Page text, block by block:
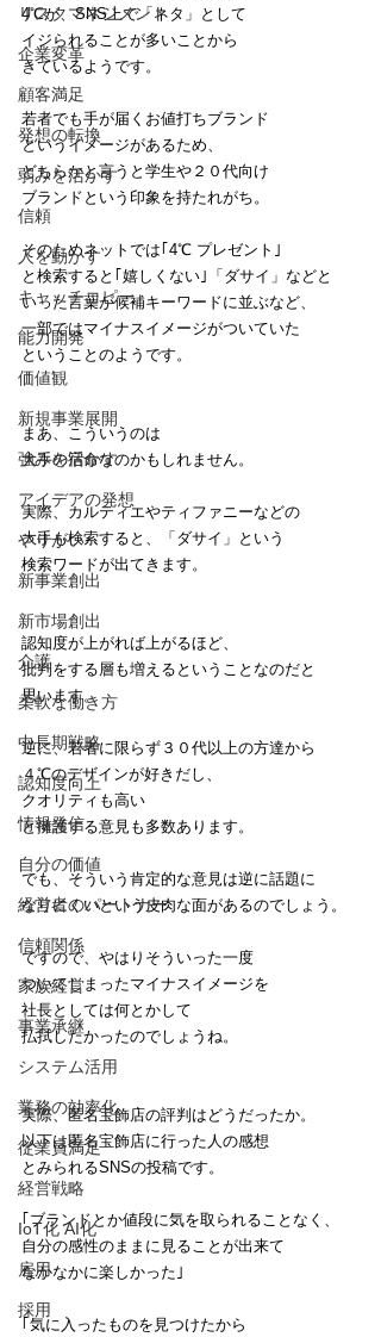
リスクマネジメント
企業変革
顧客満足
発想の転換
弱みを活かす
信頼
人を動かす
キャッチコピー
能力開発
価値観
新規事業展開
強みを活かす
アイデアの発想
やりがい
新事業創出
新市場創出
介護
柔軟な働き方
中長期戦略
認知度向上
情報発信
自分の価値
経営者のパートナー
信頼関係
家族経営
事業承継
システム活用
業務の効率化
従業員満足
経営戦略
IoT化 AI化
雇用
採用
4℃が、SNS上で「ネタ」として
イジられることが多いことから
きているようです。
若者でも手が届くお値打ちブランド
というイメージがあるため、
どちらかと言うと学生や２０代向け
ブランドという印象を持たれがち。
そのためネットでは｢4℃ プレゼント｣
と検索すると｢嬉しくない｣「ダサイ」などと
いった言葉が候補キーワードに並ぶなど、
一部ではマイナスイメージがついていた
ということのようです。
まあ、こういうのは
大手の宿命なのかもしれません。
実際、カルティエやティファニーなどの
大手も検索すると、「ダサイ」という
検索ワードが出てきます。
認知度が上がれば上がるほど、
批判をする層も増えるということなのだと
思います。
逆に、若者に限らず３０代以上の方達から
４℃のデザインが好きだし、
クオリティも高い
と擁護する意見も多数あります。
でも、そういう肯定的な意見は逆に話題に
なりにくいという皮肉な面があるのでしょう。
ですので、やはりそういった一度
ついてしまったマイナスイメージを
社長としては何とかして
払拭したかったのでしょうね。
実際、匿名宝飾店の評判はどうだったか。
以下は匿名宝飾店に行った人の感想
とみられるSNSの投稿です。
｢ブランドとか値段に気を取られることなく、
自分の感性のままに見ることが出来て
なかなかに楽しかった｣
｢気に入ったものを見つけたから